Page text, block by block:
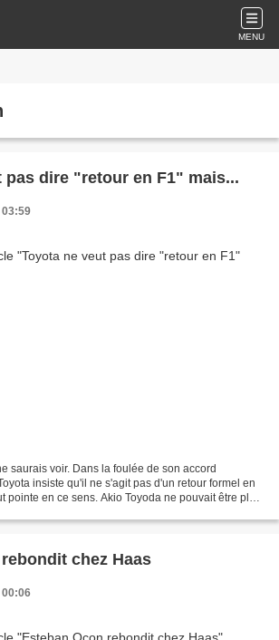
MENU
pas dire "retour en F1" mais...
03:59
saurais voir. Dans la foulée de son accord
insiste qu'il ne s'agit pas d'un retour formel en
pointe en ce sens. Akio Toyoda ne pouvait être plus
chez Haas
00:06